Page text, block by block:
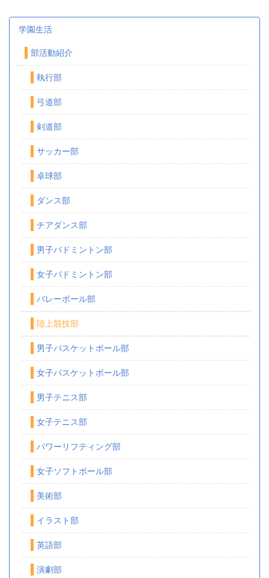
学園生活
部活動紹介
執行部
弓道部
剣道部
サッカー部
卓球部
ダンス部
チアダンス部
男子バドミントン部
女子バドミントン部
バレーボール部
陸上競技部
男子バスケットボール部
女子バスケットボール部
男子テニス部
女子テニス部
パワーリフティング部
女子ソフトボール部
美術部
イラスト部
英語部
演劇部